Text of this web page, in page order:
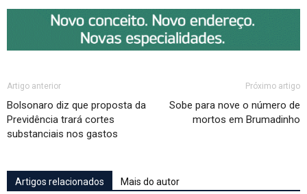
Artigo anterior
Bolsonaro diz que proposta da
Previdência trará cortes
substanciais nos gastos
Próximo artigo
Sobe para nove o número de
mortos em Brumadinho
Artigos relacionados Mais do autor